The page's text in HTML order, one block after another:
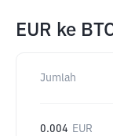
EUR ke
Jumlah
0.004 EUR